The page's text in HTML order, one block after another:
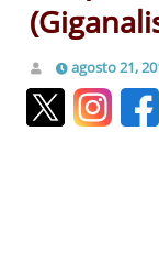
agosto 21,